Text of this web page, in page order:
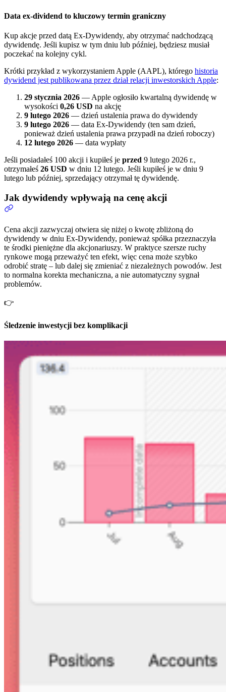
Data ex-dividend to kluczowy termin graniczny
Kup akcje przed datą Ex-Dywidendy, aby otrzymać nadchodzącą
dywidendę. Jeśli kupisz w tym dniu lub później, będziesz musiał
poczekać na kolejny cykl.
Krótki przykład z wykorzystaniem Apple (AAPL), którego historia
dywidend jest publikowana przez dział relacji inwestorskich Apple:
29 stycznia 2026 — Apple ogłosiło kwartalną dywidendę w
wysokości 0,26 USD na akcję
9 lutego 2026 — dzień ustalenia prawa do dywidendy
9 lutego 2026 — data Ex-Dywidendy (ten sam dzień,
ponieważ dzień ustalenia prawa przypadł na dzień roboczy)
12 lutego 2026 — data wypłaty
Jeśli posiadałeś 100 akcji i kupiłeś je przed 9 lutego 2026 r.,
otrzymałeś 26 USD w dniu 12 lutego. Jeśli kupiłeś je w dniu 9
lutego lub później, sprzedający otrzymał tę dywidendę.
Jak dywidendy wpływają na cenę akcji
Cena akcji zazwyczaj otwiera się niżej o kwotę zbliżoną do
dywidendy w dniu Ex-Dywidendy, ponieważ spółka przeznaczyła
te środki pieniężne dla akcjonariuszy. W praktyce szersze ruchy
rynkowe mogą przeważyć ten efekt, więc cena może szybko
odrobić stratę – lub dalej się zmieniać z niezależnych powodów. Jest
to normalna korekta mechaniczna, a nie automatyczny sygnał
problemów.
👉
Śledzenie inwestycji bez komplikacji